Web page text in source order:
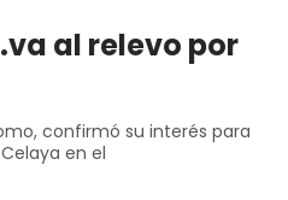
al relevo por
confirmó su interés para
en el